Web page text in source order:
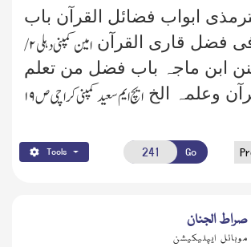
ابواب فضائل القرآن باب
فضل قاری القرآن امین کمپنی دہلی ۲ /
ابن ماجہ باب فضل من تعلم
وعلمہ الخ ایچ ایم سعید کمپنی کراچی ص۱۹
Tools Go
صراط الجنان
موبائل ایپلیکیشن